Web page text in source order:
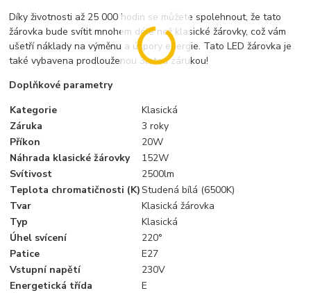
Díky životnosti až 25 000 hodin se můžete spolehnout, že tato
žárovka bude svítit mnohem déle než klasické žárovky, což vám
ušetří náklady na výměnu a úspory energie. Tato LED žárovka je
také vybavena prodlouženou 3letou zárukou!
Doplňkové parametry
Kategorie
Klasická
Záruka
3 roky
Příkon
20W
Náhrada klasické žárovky
152W
Svítivost
2500lm
Teplota chromatičnosti (K)Studená bílá (6500K)
Tvar
Klasická žárovka
Typ
Klasická
Úhel svícení
220°
Patice
E27
Vstupní napětí
230V
Energetická třída
E